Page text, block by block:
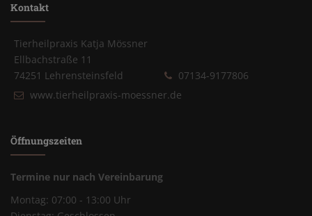
Kontakt
Tierheilpraxis Katja Mössner
Ellbachstraße 11
74251 Lehrensteinsfeld
07134-9177806
www.tierheilpraxis-moessner.de
Öffnungszeiten
Termine nur nach Vereinbarung
Montag: 07:00 - 13:00 Uhr